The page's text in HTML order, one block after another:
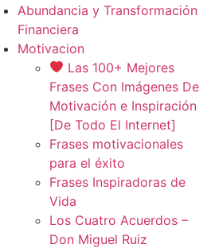
Abundancia y Transformación
Financiera
Motivacion
Las 100+ Mejores
Frases Con Imágenes De
Motivación e Inspiración
[De Todo El Internet]
Frases motivacionales
para el éxito
Frases Inspiradoras de
Vida
Los Cuatro Acuerdos –
Don Miguel Ruiz